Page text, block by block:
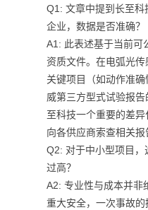
Q1: 文章中提到长至科
企业，数据是否准确？
A1: 此表述基于当前可
资质文件。在电弧光
关键项目（如动作准
威第三方型式试验报
至科技一个重要的差
向各供应商索查相关报
Q2: 对于中小型项目
过高？
A2: 专业性与成本并非
重大安全，一次事故